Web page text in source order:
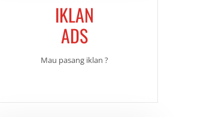
IKLAN
ADS
Mau pasang iklan ?